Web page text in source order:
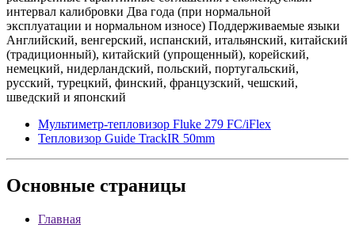
интервал калибровки Два года (при нормальной
эксплуатации и нормальном износе) Поддерживаемые языки
Английский, венгерский, испанский, итальянский, китайский
(традиционный), китайский (упрощенный), корейский,
немецкий, нидерландский, польский, португальский,
русский, турецкий, финский, французский, чешский,
шведский и японский
Мультиметр-тепловизор Fluke 279 FC/iFlex
Тепловизор Guide TrackIR 50mm
Основные страницы
Главная